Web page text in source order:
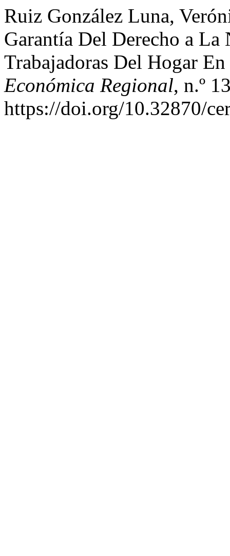
Ruiz González Luna,
Garantía Del Derecho a
Trabajadoras Del Hogar
Económica Regional, n.º
https://doi.org/10.32870/